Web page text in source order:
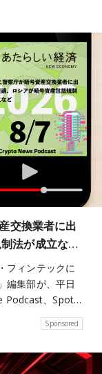
交換業者に出
法が成立な…
フィンテックに
編集部が、平日
Podcast、Spot…
Sponsored